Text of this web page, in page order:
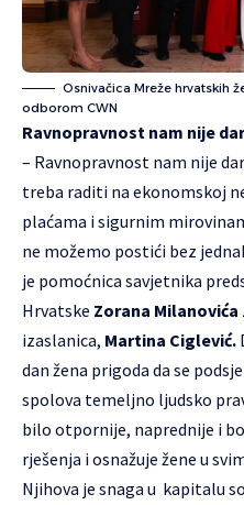
Osnivačica Mreže hrvatskih
odborom CWN
Ravnopravnost nam nije
– Ravnopravnost nam nije
treba raditi na ekonomskoj
plaćama i sigurnim
ne možemo postići bez
je pomoćnica savjetnika
Hrvatske Zorana Milanovića
izaslanica, Martina Ciglević.
dan žena prigoda da se
spolova temeljno ljudsko
bilo otpornije, naprednije i
rješenja i osnažuje žene u
Njihova je snaga u kapitalu